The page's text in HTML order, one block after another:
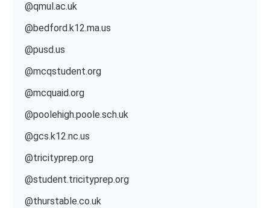
@qmul.ac.uk
@bedford.k12.ma.us
@pusd.us
@mcqstudent.org
@mcquaid.org
@poolehigh.poole.sch.uk
@gcs.k12.nc.us
@tricityprep.org
@student.tricityprep.org
@thurstable.co.uk